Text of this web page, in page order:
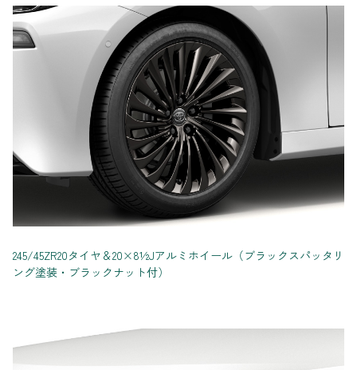
245/45ZR20タイヤ＆20×8½Jアルミホイール（ブラックスパッタリ
ング塗装・ブラックナット付）